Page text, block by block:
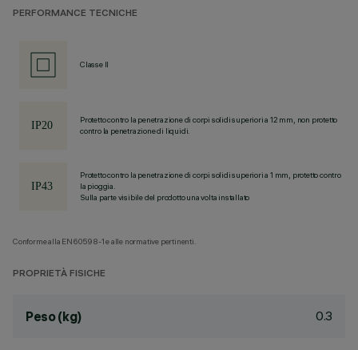
PERFORMANCE TECNICHE
Classe II
Protetto contro la penetrazione di corpi solidi superiori a 12 mm, non protetto
contro la penetrazione di liquidi.
Protetto contro la penetrazione di corpi solidi superiori a 1 mm, protetto contro
la pioggia.
Sulla parte visibile del prodotto una volta installato
Conforme alla EN60598-1 e alle normative pertinenti.
PROPRIETÀ FISICHE
Peso (kg) 0.3